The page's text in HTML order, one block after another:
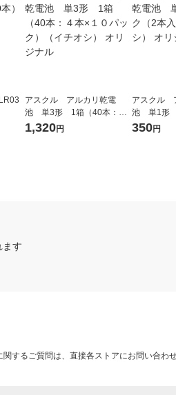
アスクル アルカリ乾電
池 単3形 1箱（40本：４
本×１０パック）（イチオ
シ） オリジナル
1,320円
アスクル
池 単1形
入）（イチ
350円
ます
するご質問は、直接各ストアにお問い合わせ